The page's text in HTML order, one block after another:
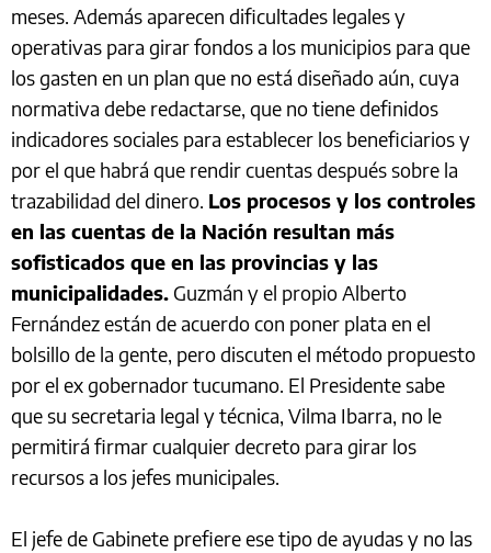
meses. Además aparecen dificultades legales y
operativas para girar fondos a los municipios para que
los gasten en un plan que no está diseñado aún, cuya
normativa debe redactarse, que no tiene definidos
indicadores sociales para establecer los beneficiarios y
por el que habrá que rendir cuentas después sobre la
trazabilidad del dinero. Los procesos y los controles
en las cuentas de la Nación resultan más
sofisticados que en las provincias y las
municipalidades. Guzmán y el propio Alberto
Fernández están de acuerdo con poner plata en el
bolsillo de la gente, pero discuten el método propuesto
por el ex gobernador tucumano. El Presidente sabe
que su secretaria legal y técnica, Vilma Ibarra, no le
permitirá firmar cualquier decreto para girar los
recursos a los jefes municipales.
El jefe de Gabinete prefiere ese tipo de ayudas y no las